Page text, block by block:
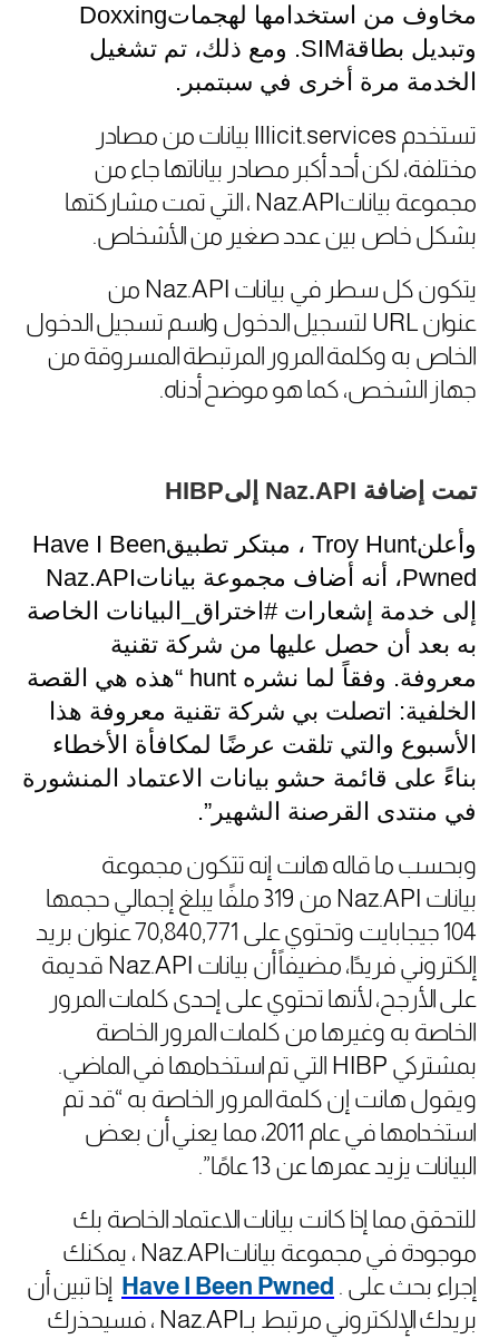
مخاوف من استخدامها لهجماتDoxxing
وتبديل بطاقةSIM
. ومع ذلك، تم تشغيل
الخدمة مرة أخرى في سبتمبر .
تستخدم Illicit.services بيانات من مصادر
مختلفة، لكن أحد أكبر مصادر بياناتها جاء من
مجموعة بيانات Naz.API ، التي تمت مشاركتها
بشكل خاص بين عدد صغير من الأشخاص.
يتكون كل سطر في بيانات Naz.API من
عنوان URL لتسجيل الدخول واسم تسجيل الدخول
الخاص به وكلمة المرور المرتبطة المسروقة من
جهاز الشخص، كما هو موضح أدناه.
تمت إضافة Naz.API إلىHIBP
وأعلنTroy Hunt ، مبتكر تطبيقHave I Been
Pwned، أنه أضاف مجموعة بياناتNaz.API
إلى خدمة إشعارات #اختراق_البيانات الخاصة
به بعد أن حصل عليها من شركة تقنية
معروفة. وفقاً لما نشره hunt “هذه هي القصة
الخلفية: اتصلت بي شركة تقنية معروفة هذا
الأسبوع والتي تلقت عرضًا لمكافأة الأخطاء
بناءً على قائمة حشو بيانات الاعتماد المنشورة
في منتدى القرصنة الشهير”.
وبحسب ما قاله هانت إنه تتكون مجموعة
بيانات Naz.API
من 319 ملفًا يبلغ إجمالي حجمها
104 جيجابايت وتحتوي على 70,840,771 عنوان بريد
إلكتروني فريدًا، مضيفاً أن بيانات Naz.API قديمة
على الأرجح، لأنها تحتوي على إحدى كلمات المرور
الخاصة به وغيرها من كلمات المرور الخاصة
بمشتركي HIBP التي تم استخدامها في الماضي.
ويقول هانت إن كلمة المرور الخاصة به “قد تم
استخدامها في عام 2011، مما يعني أن بعض
البيانات يزيد عمرها عن 13 عامًا”.
للتحقق مما إذا كانت بيانات الاعتماد الخاصة بك
موجودة في مجموعة بيانات Naz.API ، يمكنك
إجراء بحث على
Have I Been Pwned .
إذا تبين أن
بريدك الإلكتروني مرتبط بـNaz.API ، فسيحذرك